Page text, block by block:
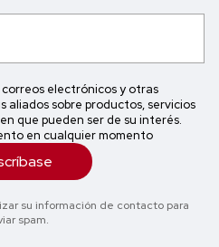
electrónicos y otras
aliados sobre productos, servicios
que pueden ser de su interés.
en cualquier momento
su información de contacto para
spam.